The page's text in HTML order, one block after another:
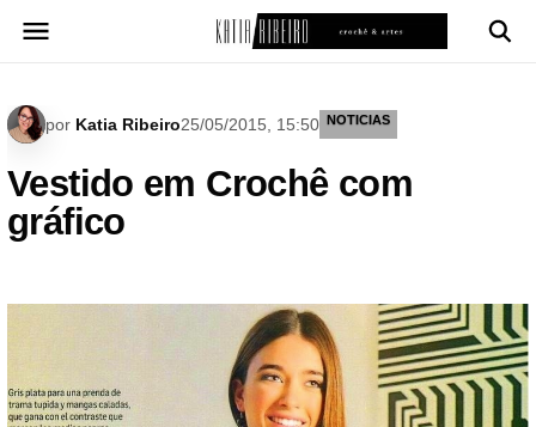
para
por Katia Ribeiro25/05/2015, 15:50 NOTICIAS
Vestido em Crochê com
gráfico